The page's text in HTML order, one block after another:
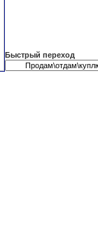
Быстрый переход